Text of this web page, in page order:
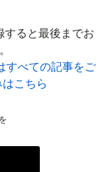
すると最後までお
すべての記事をご
こちら